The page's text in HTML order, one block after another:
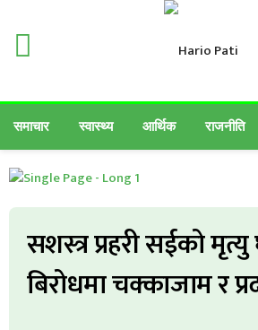
समाचार स्वास्थ्य आर्थिक राजनीति
सशस्त्र प्रहरी सईको
बिरोधमा चक्काजाम र